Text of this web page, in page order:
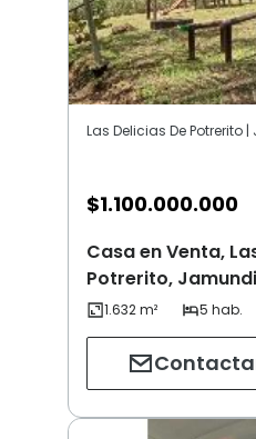
Las Delicias De Potrerito
$1.100.000.000
Casa en Venta,
Potrerito, Jamundi